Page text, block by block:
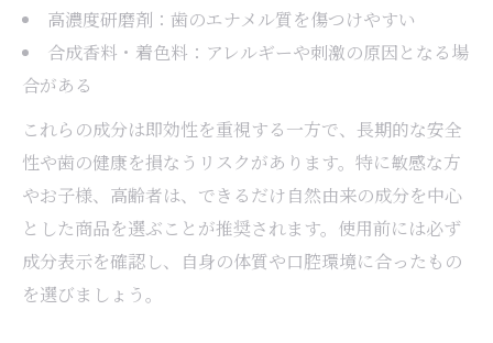
高濃度研磨剤：歯のエナメル質を傷つけやすい
合成香料・着色料：アレルギーや刺激の原因となる場
合がある
これらの成分は即効性を重視する一方で、長期的な安全
性や歯の健康を損なうリスクがあります。特に敏感な方
やお子様、高齢者は、できるだけ自然由来の成分を中心
とした商品を選ぶことが推奨されます。使用前には必ず
成分表示を確認し、自身の体質や口腔環境に合ったもの
を選びましょう。